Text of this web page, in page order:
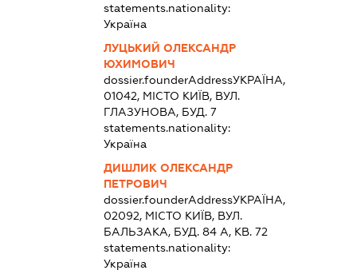
statements.nationality:
Україна
ЛУЦЬКИЙ ОЛЕКСАНДР
ЮХИМОВИЧ
dossier.founderAddressУКРАЇНА,
01042, МІСТО КИЇВ, ВУЛ.
ГЛАЗУНОВА, БУД. 7
statements.nationality:
Україна
ДИШЛИК ОЛЕКСАНДР
ПЕТРОВИЧ
dossier.founderAddressУКРАЇНА,
02092, МІСТО КИЇВ, ВУЛ.
БАЛЬЗАКА, БУД. 84 А, КВ. 72
statements.nationality:
Україна